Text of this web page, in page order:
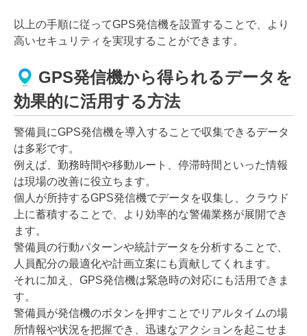
以上の手順に従ってGPS発信機を設置することで、より
高いセキュリティを実現することができます。
GPS発信機から得られるデータを
効果的に活用する方法
警備員にGPS発信機を導入することで収集できるデータ
は多彩です。
例えば、勤務時間や移動ルート、停滞時間といった情報
は現場の改善に役立ちます。
個人が所持するGPS発信機でデータを収集し、クラウド
上に蓄積することで、より効率的な警備業務が展開でき
ます。
警備員の行動パターンや統計データを分析することで、
人員配分の最適化や計画立案にも貢献してくれます。
それに加え、GPS発信機は緊急時の対応にも活用できま
す。
警備員が発信機のボタンを押すことでリアルタイムの場
所情報や状況を把握でき、迅速なアクションを起こせま